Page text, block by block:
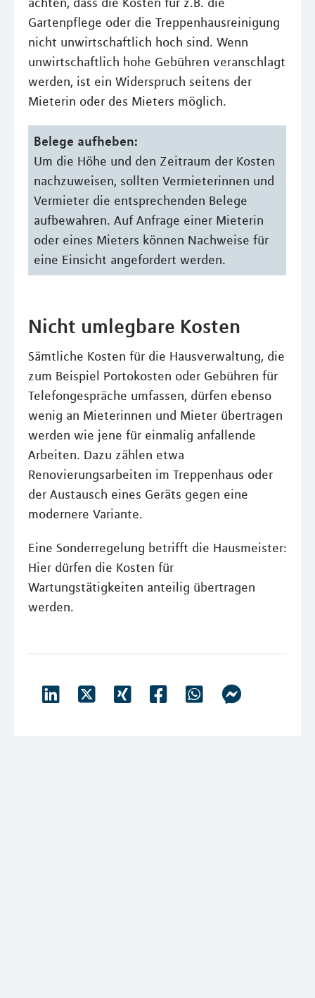
Gartenpflege oder die Treppenhausreinigung
nicht unwirtschaftlich hoch sind. Wenn
unwirtschaftlich hohe Gebühren veranschlagt
werden, ist ein Widerspruch seitens der
Mieterin oder des Mieters möglich.
Belege aufheben:
Um die Höhe und den Zeitraum der Kosten
nachzuweisen, sollten Vermieterinnen und
Vermieter die entsprechenden Belege
aufbewahren. Auf Anfrage einer Mieterin
oder eines Mieters können Nachweise für
eine Einsicht angefordert werden.
Nicht umlegbare Kosten
Sämtliche Kosten für die Hausverwaltung, die
zum Beispiel Portokosten oder Gebühren für
Telefongespräche umfassen, dürfen ebenso
wenig an Mieterinnen und Mieter übertragen
werden wie jene für einmalig anfallende
Arbeiten. Dazu zählen etwa
Renovierungsarbeiten im Treppenhaus oder
der Austausch eines Geräts gegen eine
modernere Variante.
Eine Sonderregelung betrifft die Hausmeister:
Hier dürfen die Kosten für
Wartungstätigkeiten anteilig übertragen
werden.